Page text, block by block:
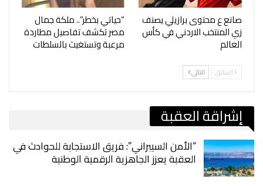
صانع ‎ع محتوى برازيلي يصنف
زي المنتخب الاردني في كأس
العالم
“حياتي بخطر”.. ملكة جمال
مصر تكشف تفاصيل مطاردة
مرعبة وتستغيث بالسلطات
السابق التالي
إشراقة العقبة
“الأمن السيبراني”: فريق الاستجابة للحوادث في
العقبة يعزز الجاهزية الرقمية الوطنية